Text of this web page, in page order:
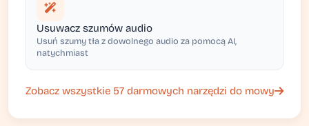
Usuwacz szumów audio
Usuń szumy tła z dowolnego audio za pomocą AI,
natychmiast
Zobacz wszystkie 57 darmowych narzędzi do mowy